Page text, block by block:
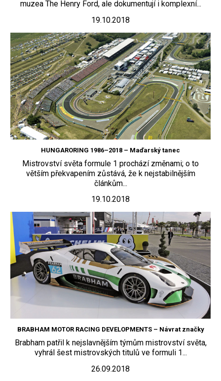
muzea The Henry Ford, ale dokumentují i komplexní...
19.10.2018
HUNGARORING 1986–2018 – Maďarský tanec
Mistrovství světa formule 1 prochází změnami; o to
větším překvapením zůstává, že k nejstabilnějším
článkům...
19.10.2018
BRABHAM MOTOR RACING DEVELOPMENTS – Návrat značky
Brabham patřil k nejslavnějším týmům mistrovství světa,
vyhrál šest mistrovských titulů ve formuli 1...
26.09.2018